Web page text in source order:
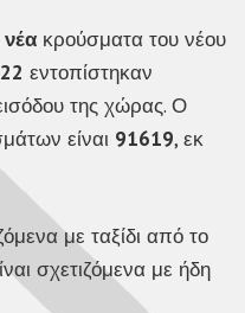
κρούσματα του νέου
22 εντοπίστηκαν
της χώρας. Ο
είναι 91619, εκ
με ταξίδι από το
σχετιζόμενα με ήδη